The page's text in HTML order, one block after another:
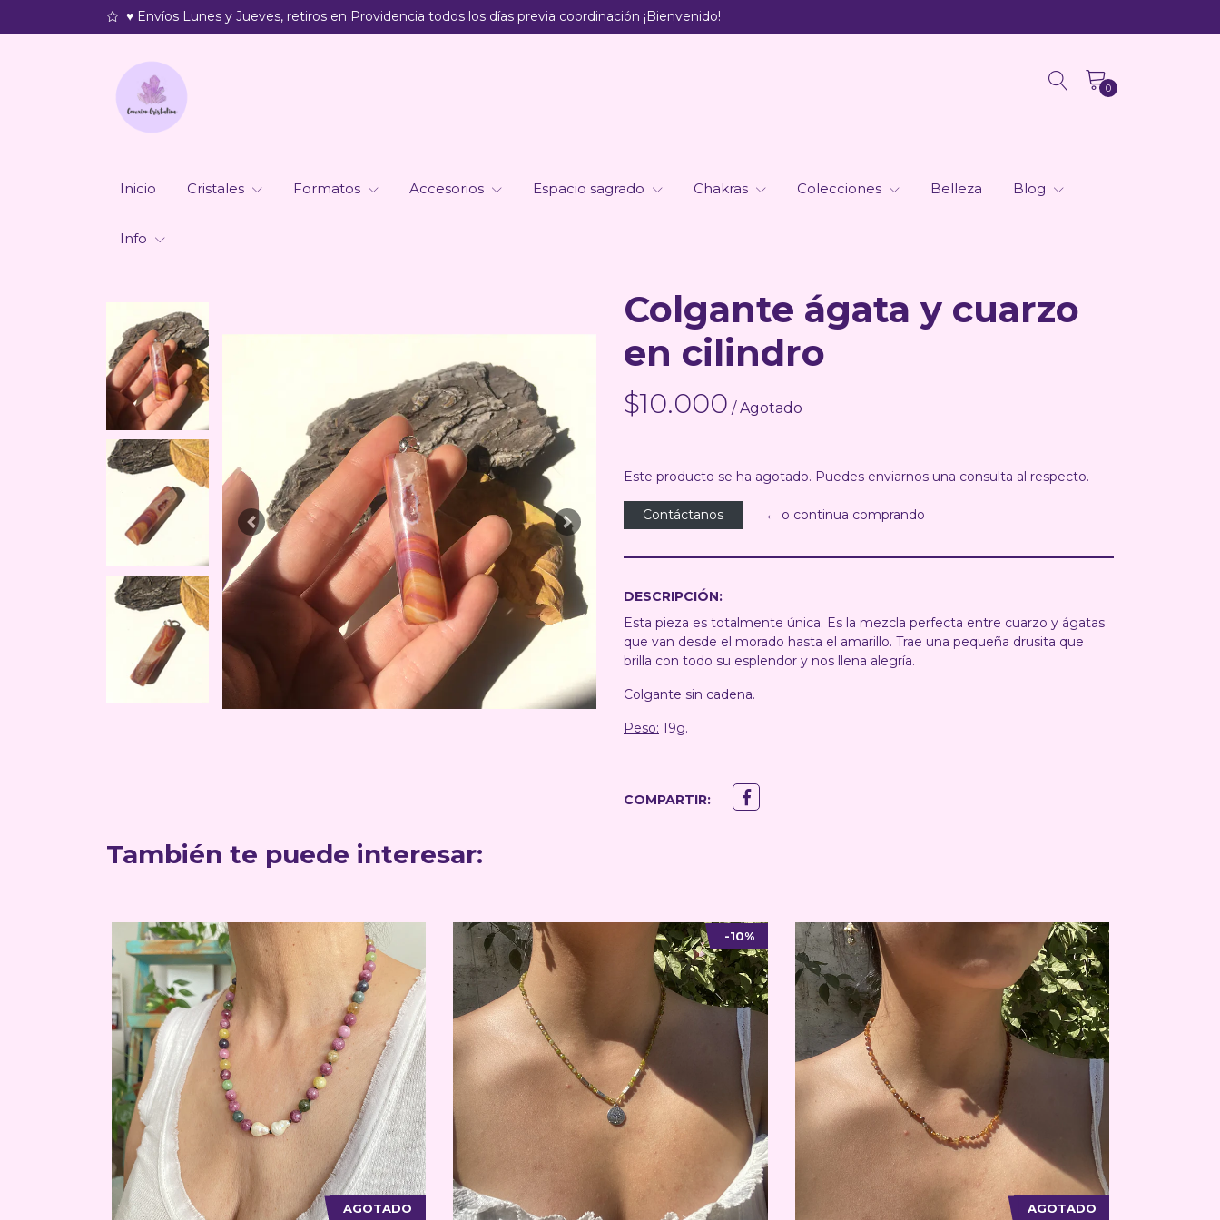
♥ Envíos Lunes y Jueves, retiros en Providencia todos los días previa coordinación ¡Bienvenido!
0
Inicio Cristales Formatos Accesorios Espacio sagrado Chakras Colecciones Belleza Blog
Info
Previous Next
Colgante ágata y cuarzo
en cilindro
$10.000 / Agotado
Este producto se ha agotado. Puedes enviarnos una consulta al respecto.
Contáctanos ← o continua comprando
DESCRIPCIÓN:
Esta pieza es totalmente única. Es la mezcla perfecta entre cuarzo y ágatas
que van desde el morado hasta el amarillo. Trae una pequeña drusita que
brilla con todo su esplendor y nos llena alegría.
Colgante sin cadena.
Peso: 19g.
COMPARTIR:
También te puede interesar:
AGOTADO
-10%
AGOTADO